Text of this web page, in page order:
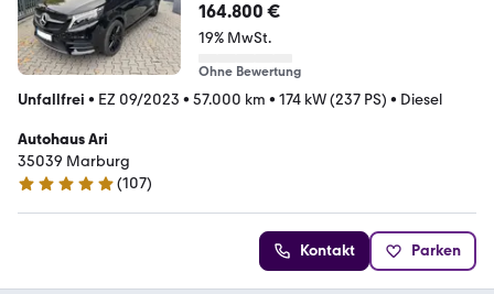
164.800 €
19% MwSt.
Ohne Bewertung
Unfallfrei • EZ 09/2023 • 57.000 km • 174 kW (237 PS) • Diesel
Autohaus Ari
35039 Marburg
4.8 Sterne
(107)
Kontakt Parken